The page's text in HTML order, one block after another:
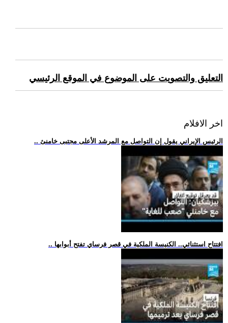
التعليق والتصويت على الموضوع في الموقع الرئيسي
اخر الافلام
.. الرئيس الإيراني يقول إن التواصل مع المرشد الأعلى مجتبى خامنئ
.. افتتاح استثنائي.. الكنيسة الملكية في قصر فرساي تفتح أبوابها